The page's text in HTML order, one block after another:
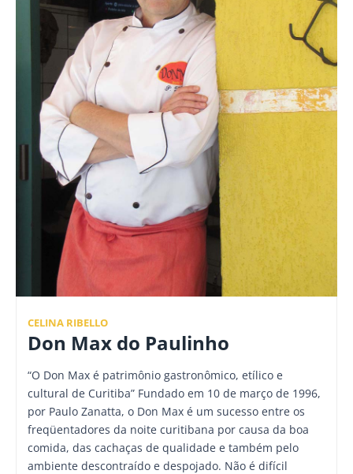
CELINA RIBELLO
Don Max do Paulinho
“O Don Max é patrimônio gastronômico, etílico e
cultural de Curitiba” Fundado em 10 de março de 1996,
por Paulo Zanatta, o Don Max é um sucesso entre os
freqüentadores da noite curitibana por causa da boa
comida, das cachaças de qualidade e também pelo
ambiente descontraído e despojado. Não é difícil